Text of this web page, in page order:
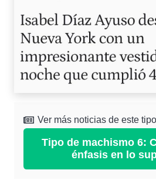
Ver más noticias de este
Tipo de machismo 6:
énfasis en lo